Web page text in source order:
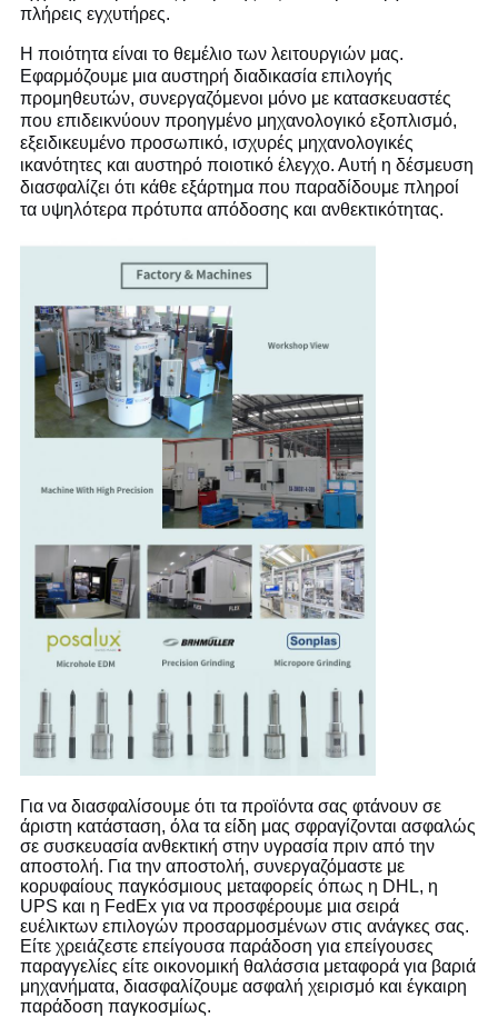
πλήρεις εγχυτήρες.
Η ποιότητα είναι το θεμέλιο των λειτουργιών μας.
Εφαρμόζουμε μια αυστηρή διαδικασία επιλογής
προμηθευτών, συνεργαζόμενοι μόνο με κατασκευαστές
που επιδεικνύουν προηγμένο μηχανολογικό εξοπλισμό,
εξειδικευμένο προσωπικό, ισχυρές μηχανολογικές
ικανότητες και αυστηρό ποιοτικό έλεγχο. Αυτή η δέσμευση
διασφαλίζει ότι κάθε εξάρτημα που παραδίδουμε πληροί
τα υψηλότερα πρότυπα απόδοσης και ανθεκτικότητας.
Για να διασφαλίσουμε ότι τα προϊόντα σας φτάνουν σε
άριστη κατάσταση, όλα τα είδη μας σφραγίζονται ασφαλώς
σε συσκευασία ανθεκτική στην υγρασία πριν από την
αποστολή. Για την αποστολή, συνεργαζόμαστε με
κορυφαίους παγκόσμιους μεταφορείς όπως η DHL, η
UPS και η FedEx για να προσφέρουμε μια σειρά
ευέλικτων επιλογών προσαρμοσμένων στις ανάγκες σας.
Είτε χρειάζεστε επείγουσα παράδοση για επείγουσες
παραγγελίες είτε οικονομική θαλάσσια μεταφορά για βαριά
μηχανήματα, διασφαλίζουμε ασφαλή χειρισμό και έγκαιρη
παράδοση παγκοσμίως.